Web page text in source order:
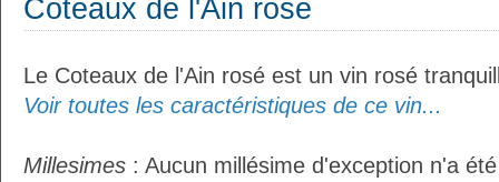
Coteaux de l'Ain rosé
Le Coteaux de l'Ain rosé est un vin rosé
Voir toutes les caractéristiques de ce vin...
Millesimes : Aucun millésime d'exception n'a